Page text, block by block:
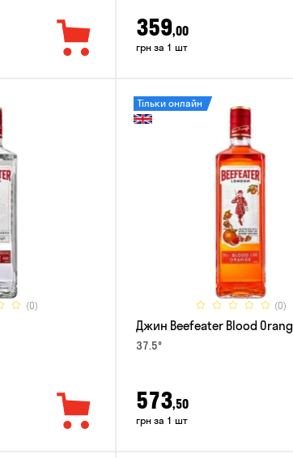
359,00
грн за 1 шт
(0) (0)
Тільки онлайн
Джин Beefeater Blood
37.5°
573,50
грн за 1 шт